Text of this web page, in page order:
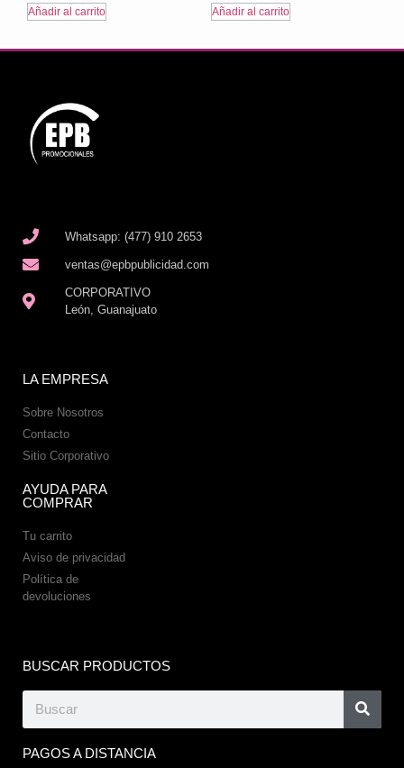
Añadir al carrito Añadir al carrito
Whatsapp: (477) 910 2653
ventas@epbpublicidad.com
CORPORATIVO
León, Guanajuato
LA EMPRESA
Sobre Nosotros
Contacto
Sitio Corporativo
AYUDA PARA
COMPRAR
Tu carrito
Aviso de privacidad
Política de
devoluciones
BUSCAR PRODUCTOS
PAGOS A DISTANCIA